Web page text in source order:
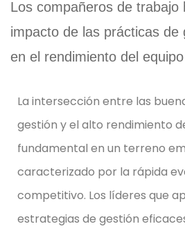
La intersección entre las
gestión y el alto rendimiento
fundamental en un terreno
caracterizado por la rápida
competitivo. Los líderes que
estrategias de gestión